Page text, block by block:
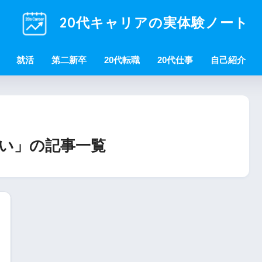
20代キャリアの実体験ノート
就活 第二新卒 20代転職 20代仕事 自己紹介
」の記事一覧